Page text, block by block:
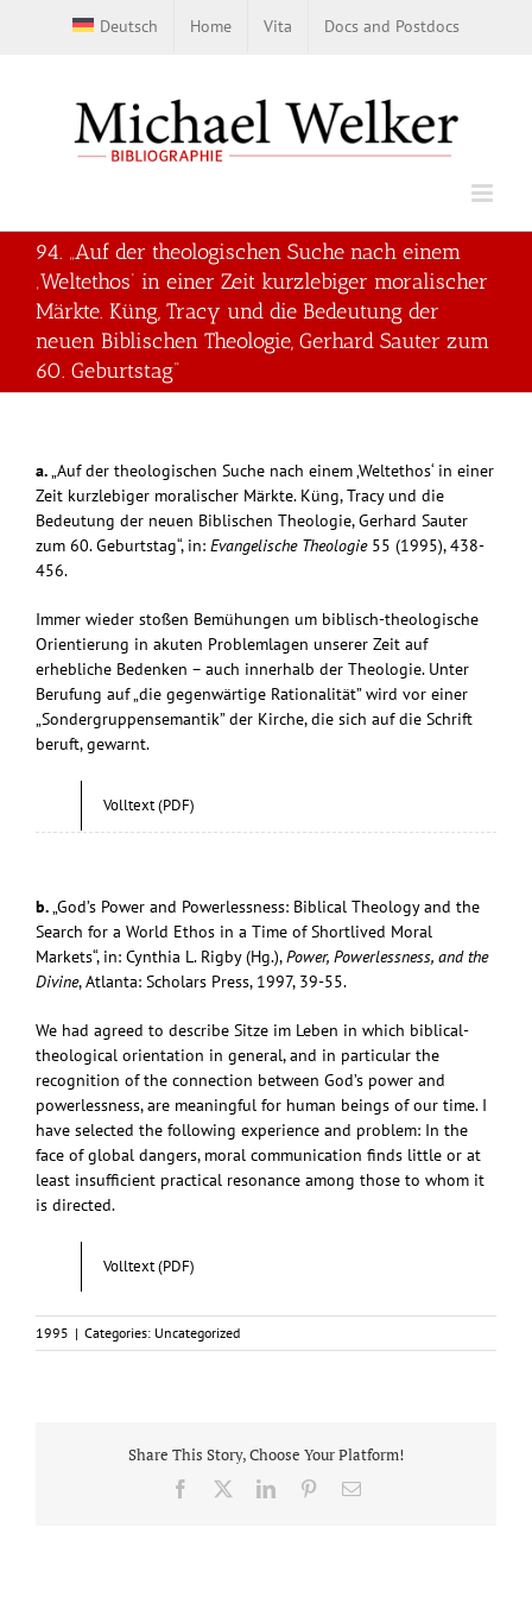
Deutsch Home Vita Docs and Postdocs
94. „Auf der theologischen Suche nach einem
‚Weltethos‘ in einer Zeit kurzlebiger moralischer
Märkte. Küng, Tracy und die Bedeutung der
neuen Biblischen Theologie, Gerhard Sauter zum
60. Geburtstag“
a.„Auf der theologischen Suche nach einem ‚Weltethos‘ in einer
Zeit kurzlebiger moralischer Märkte. Küng, Tracy und die
Bedeutung der neuen Biblischen Theologie, Gerhard Sauter
zum 60. Geburtstag“, in: Evangelische Theologie55 (1995), 438-
456.
Immer wieder stoßen Bemühungen um biblisch-theologische
Orientierung in akuten Problemlagen unserer Zeit auf
erhebliche Bedenken – auch innerhalb der Theologie. Unter
Berufung auf „die gegenwärtige Rationalität” wird vor einer
„Sondergruppensemantik” der Kirche, die sich auf die Schrift
beruft, gewarnt.
Volltext (PDF)
b.„God’s Power and Powerlessness: Biblical Theology and the
Search for a World Ethos in a Time of Shortlived Moral
Markets“, in: Cynthia L. Rigby (Hg.),Power, Powerlessness, and the
Divine, Atlanta: Scholars Press, 1997, 39-55.
We had agreed to describe Sitze im Leben in which biblical-
theological orientation in general, and in particular the
recognition of the connection between God’s power and
powerlessness, are meaningful for human beings of our time. I
have selected the following experience and problem: In the
face of global dangers, moral communication finds little or at
least insufficient practical resonance among those to whom it
is directed.
Volltext (PDF)
1995 | Categories: Uncategorized
Share This Story, Choose Your Platform!
Facebook LinkedInPinterestEmail